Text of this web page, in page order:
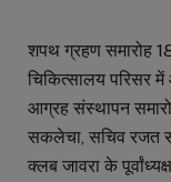
शपथ ग्रहण समारोह
चिकित्सालय परिसर
आग्रह संस्थापन
सकलेचा, सचिव रजत
क्लब जावरा के